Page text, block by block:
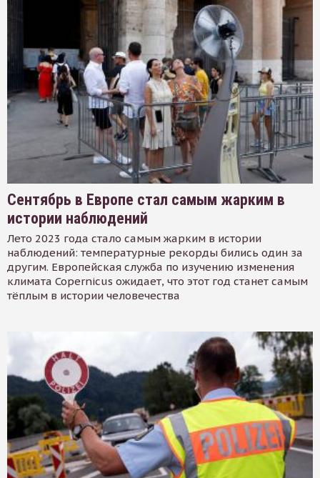
Сентябрь в Европе стал самым жарким в
истории наблюдений
Лето 2023 года стало самым жарким в истории
наблюдений: температурные рекорды бились один за
другим. Европейская служба по изучению изменения
климата Copernicus ожидает, что этот год станет самым
тёплым в истории человечества